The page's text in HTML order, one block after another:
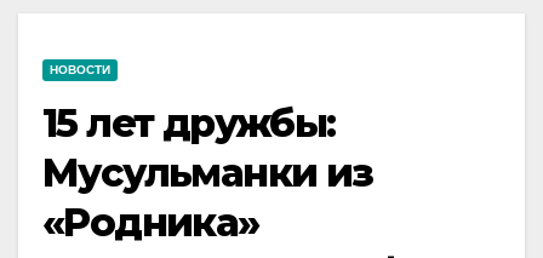
НОВОСТИ
15 лет дружбы:
Мусульманки из
«Родника»